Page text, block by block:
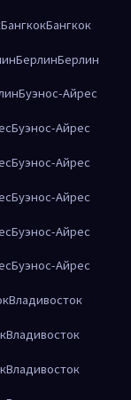
БангкокБангкок
БерлинБерлин
Буэнос-Айрес
Буэнос-Айрес
Буэнос-Айрес
Буэнос-Айрес
Буэнос-Айрес
Буэнос-Айрес
Владивосток
Владивосток
Владивосток